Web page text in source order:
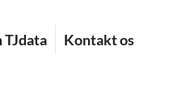
TJdata Kontakt os